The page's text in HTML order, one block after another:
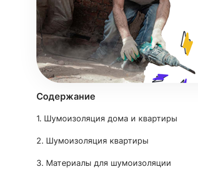
Содержание
1. Шумоизоляция дома и квартиры
2. Шумоизоляция квартиры
3. Материалы для шумоизоляции